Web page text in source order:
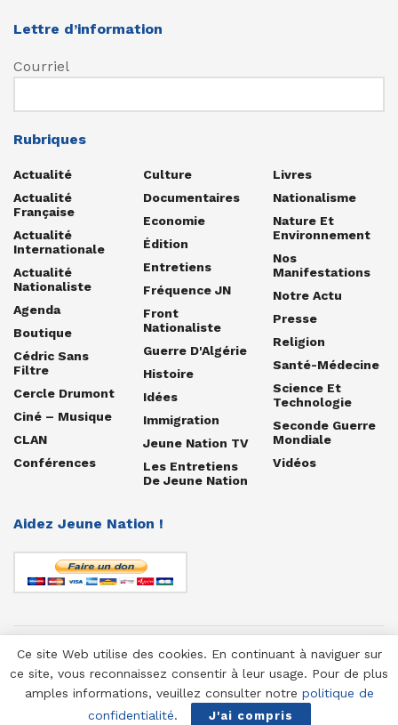
Lettre d’information
Courriel
Rubriques
Actualité
Actualité
Française
Actualité
Internationale
Actualité
Nationaliste
Agenda
Boutique
Cédric Sans
Filtre
Cercle Drumont
Ciné – Musique
CLAN
Conférences
Culture
Documentaires
Economie
Édition
Entretiens
Fréquence JN
Front
Nationaliste
Guerre D'Algérie
Histoire
Idées
Immigration
Jeune Nation TV
Les Entretiens
De Jeune Nation
Livres
Nationalisme
Nature Et
Environnement
Nos
Manifestations
Notre Actu
Presse
Religion
Santé-Médecine
Science Et
Technologie
Seconde Guerre
Mondiale
Vidéos
Aidez Jeune Nation !
© 1958-2025 Jeune Nation
Ce site Web utilise des cookies. En continuant à naviguer sur
ce site, vous reconnaissez consentir à leur usage. Pour de plus
amples informations, veuillez consulter notre politique de
confidentialité. J'ai compris